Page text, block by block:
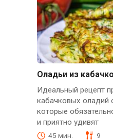
Оладьи из
Идеальный рецепт
кабачковых оладий
которые
и приятно удивят
45 мин. 9